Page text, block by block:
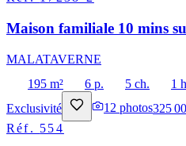
Maison familiale 10 mins
MALATAVERNE
195 m²
6 p. 5 ch.
1
Exclusivité
12 photos325
Réf. 554